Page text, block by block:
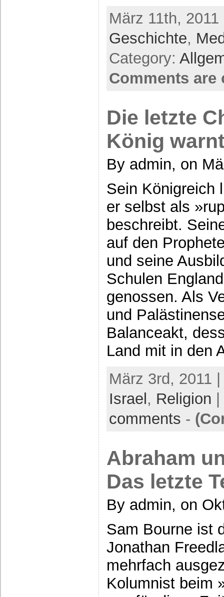
März 11th,
Geschichte,
Category:
Comments are
Die letzte
König
By admin, on
Sein Königreich
er selbst als
beschreibt.
auf den
und seine
Schulen
genossen. Als
und
Balanceakt,
Land mit in den
März 3rd, 2011
Israel , Religion
comments -
Abraham
Das letzte
By admin, on
Sam Bourne ist
Jonathan
mehrfach
Kolumnist beim